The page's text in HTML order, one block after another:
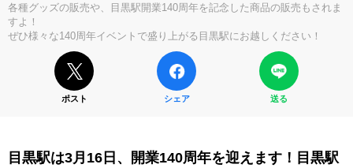
各種グッズの販売や、目黒駅開業140周年を記念した商品の販売もされま
すよ！
ぜひ様々な140周年イベントで盛り上がる目黒駅にお越しください！
ポスト シェア 送る
目黒駅は3月16日、開業140周年を迎えます！目黒駅